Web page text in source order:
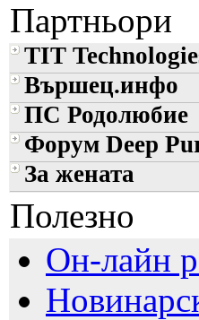
Партньори
TIT
Вършец.инфо
ПС Родолюбие
Форум Deep
За жената
Полезно
Он-лайн